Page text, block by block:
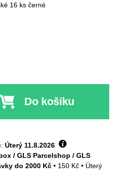
16 ks černé
Do košíku
Úterý 11.8.2026
/ GLS Parcelshop / GLS
do 2000 Kč • 150 Kč • Úterý